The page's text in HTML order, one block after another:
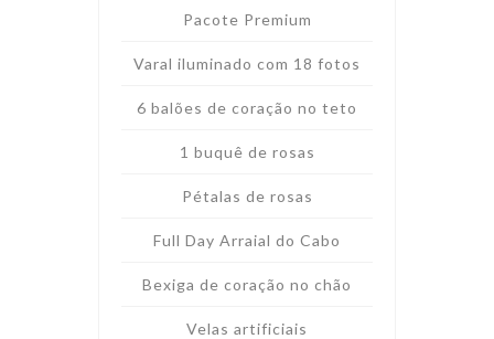
Pacote Premium
Varal iluminado com 18 fotos
6 balões de coração no teto
1 buquê de rosas
Pétalas de rosas
Full Day Arraial do Cabo
Bexiga de coração no chão
Velas artificiais